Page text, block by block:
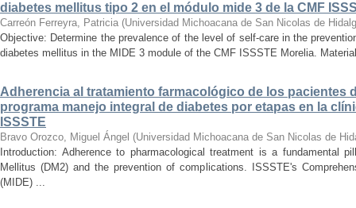
diabetes mellitus tipo 2 en el módulo mide 3 de la CMF
Carreón Ferreyra, Patricia (Universidad Michoacana de San Nicolas de
Objective: Determine the prevalence of the level of self-care in the
diabetes mellitus in the MIDE 3 module of the CMF ISSSTE Morelia.
Adherencia al tratamiento farmacológico de los pacientes
programa manejo integral de diabetes por etapas en la
ISSSTE
Bravo Orozco, Miguel Ángel (Universidad Michoacana de San Nicolas de
Introduction: Adherence to pharmacological treatment is a fundamental
Mellitus (DM2) and the prevention of complications. ISSSTE's
(MIDE) ...